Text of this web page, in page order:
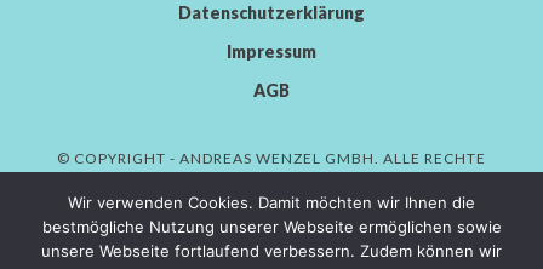
Datenschutzerklärung
Impressum
AGB
© COPYRIGHT - ANDREAS WENZEL GMBH. ALLE RECHTE
VORBEHALTEN.
Wir verwenden Cookies. Damit möchten wir Ihnen die
bestmögliche Nutzung unserer Webseite ermöglichen sowie
unsere Webseite fortlaufend verbessern. Zudem können wir